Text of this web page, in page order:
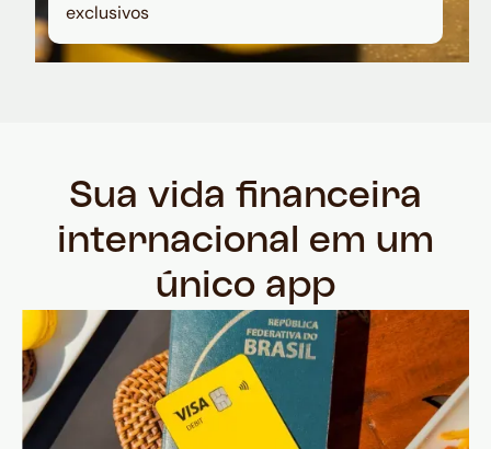
exclusivos
Sua vida financeira
internacional em um
único app